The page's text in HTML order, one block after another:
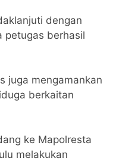
dengan
petugas berhasil
juga mengamankan
berkaitan
ke Mapolresta
melakukan